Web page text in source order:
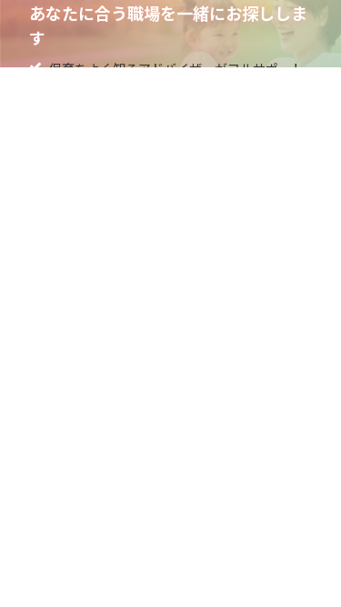
あなたに合う職場を一緒にお探ししま
す
保育をよく知るアドバイザーがフルサポート